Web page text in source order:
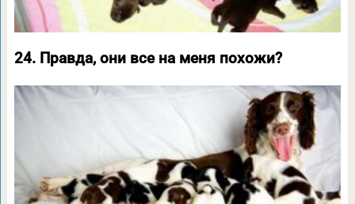
24. Правда, они все на меня похожи?